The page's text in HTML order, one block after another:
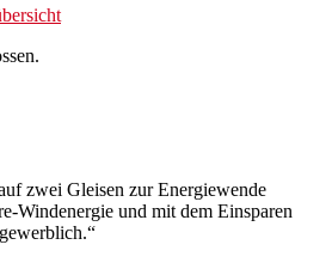
Energie
zwei Gleisen zur Energiewende
Windenergie und mit dem Einsparen